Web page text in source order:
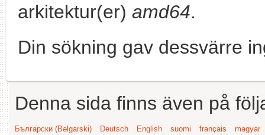
arkitektur(er) amd64.
Din sökning gav dessvärre
Denna sida finns även på
Български (Bəlgarski) Deutsch English suomi français
magyar